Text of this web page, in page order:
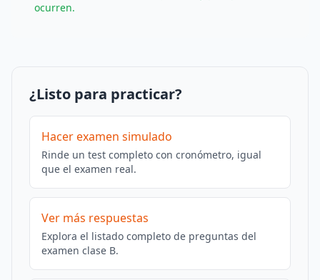
ocurren.
¿Listo para practicar?
Hacer examen simulado
Rinde un test completo con cronómetro, igual
que el examen real.
Ver más respuestas
Explora el listado completo de preguntas del
examen clase B.